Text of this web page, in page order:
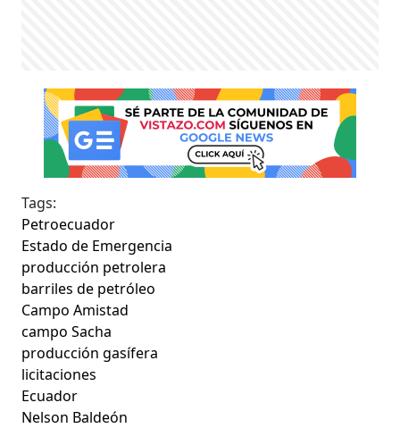
Tags:
Petroecuador
Estado de Emergencia
producción petrolera
barriles de petróleo
Campo Amistad
campo Sacha
producción gasífera
licitaciones
Ecuador
Nelson Baldeón